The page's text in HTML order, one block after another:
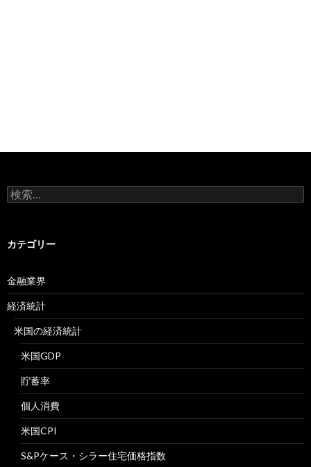
検
索:
カテゴリー
金融業界
経済統計
米国の経済統計
米国GDP
貯蓄率
個人消費
米国CPI
S&Pケース・シラー住宅価格指数